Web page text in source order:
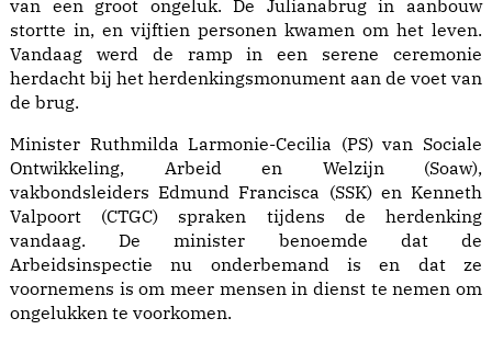
van een groot ongeluk. De Julianabrug in aanbouw
stortte in, en vijftien personen kwamen om het leven.
Vandaag werd de ramp in een serene ceremonie
herdacht bij het herdenkingsmonument aan de voet van
de brug.
Minister Ruthmilda Larmonie-Cecilia (PS) van Sociale
Ontwikkeling, Arbeid en Welzijn (Soaw),
vakbondsleiders Edmund Francisca (SSK) en Kenneth
Valpoort (CTGC) spraken tijdens de herdenking
vandaag. De minister benoemde dat de
Arbeidsinspectie nu onderbemand is en dat ze
voornemens is om meer mensen in dienst te nemen om
ongelukken te voorkomen.